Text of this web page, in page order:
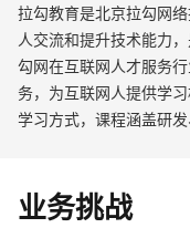
拉勾教育是北京拉勾网
人交流和提升技术能力
勾网在互联网人才服务
务，为互联网人提供学
学习方式，课程涵盖研
业务挑战